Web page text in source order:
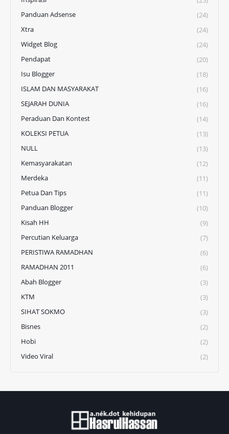
Panduan Adsense
(24)
Xtra
(24)
Widget Blog
(24)
Pendapat
(20)
Isu Blogger
(18)
ISLAM DAN MASYARAKAT
(16)
SEJARAH DUNIA
(16)
Peraduan Dan Kontest
(14)
KOLEKSI PETUA
(13)
NULL
(13)
Kemasyarakatan
(12)
Merdeka
(11)
Petua Dan Tips
(11)
Panduan Blogger
(10)
Kisah HH
(9)
Percutian Keluarga
(7)
PERISTIWA RAMADHAN
(6)
RAMADHAN 2011
(6)
Abah Blogger
(3)
KTM
(3)
SIHAT SOKMO
(3)
Bisnes
(2)
Hobi
(2)
Video Viral
(2)